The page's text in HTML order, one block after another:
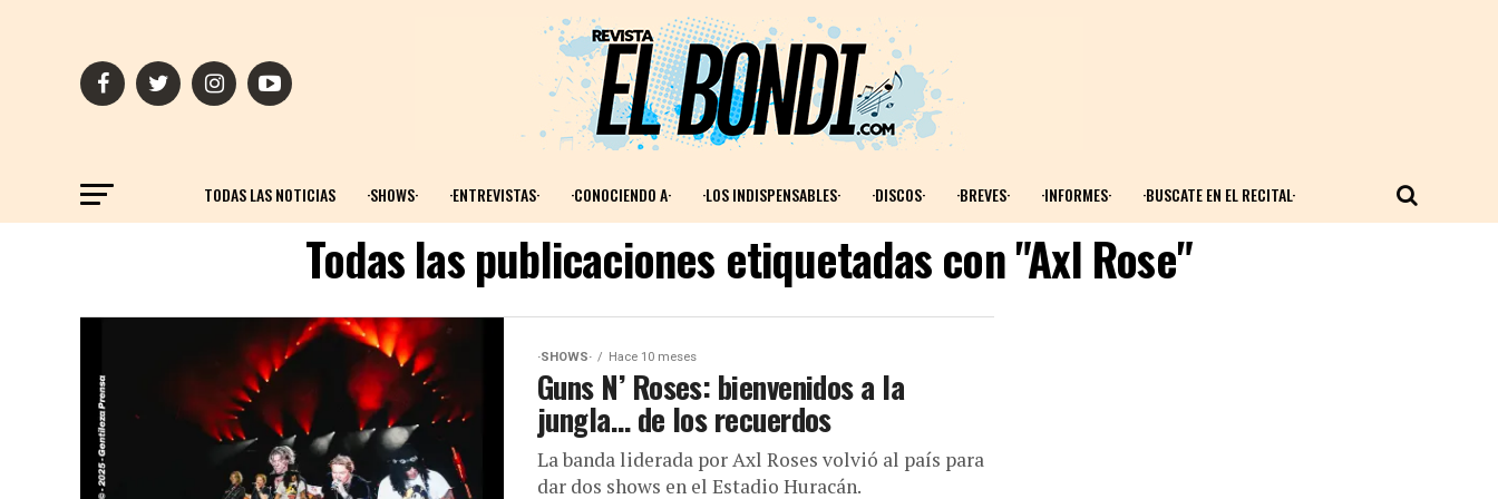
TODAS LAS NOTICIAS ·SHOWS· ·ENTREVISTAS· ·CONOCIENDO A· ·LOS INDISPENSABLES· ·DISCOS· ·BREVES· ·INFORMES· ·BUSCATE EN EL RECITAL·
Todas las publicaciones etiquetadas con "Axl Rose"
·SHOWS· Hace 10 meses
Guns N’ Roses: bienvenidos a la
jungla… de los recuerdos
La banda liderada por Axl Roses volvió al país para
dar dos shows en el Estadio Huracán.